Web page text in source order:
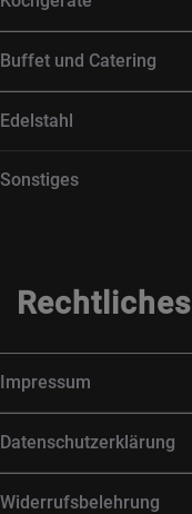
Buffet und Catering
Edelstahl
Sonstiges
Rechtliches
Impressum
Datenschutzerklärung
Widerrufsbelehrung